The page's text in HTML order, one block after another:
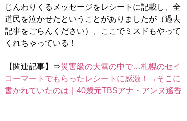
じんわりくるメッセージをレシートに記載し、全
道民を泣かせたということがありましたが（過去
記事をごらんください）、ここでミスドもやって
くれちゃっている！
【関連記事】⇒災害級の大雪の中で…札幌のセイ
コーマートでもらったレシートに感激！→そこに
書かれていたのは｜40歳元TBSアナ・アンヌ遙香